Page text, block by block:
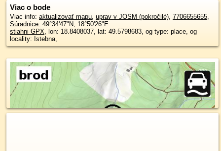
Viac o bode
Viac info: aktualizovať mapu, uprav v JOSM (pokročilé), 7706655655,
Súradnice: 49°34'47"N, 18°50'26"E
stiahni GPX, lon: 18.8408037, lat: 49.5798683, og type: place, og
locality: Istebna,